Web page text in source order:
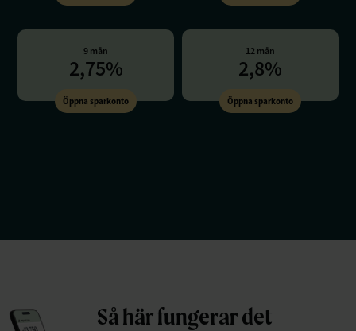
9 mån
2,75%
Öppna sparkonto
12 mån
2,8%
Öppna sparkonto
Så här fungerar det